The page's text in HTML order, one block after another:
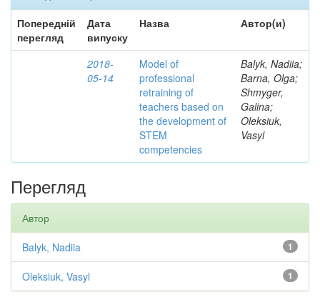
Попередній
перегляд
Дата
випуску
Назва Автор(и)
2018-
05-14
Model of
professional
retraining of
teachers based on
the development of
STEM
competencies
Balyk, Nadiia;
Barna, Olga;
Shmyger,
Galina;
Oleksiuk,
Vasyl
Перегляд
Автор
1
Balyk, Nadiia
1
Oleksiuk, Vasyl